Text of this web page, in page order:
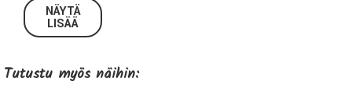
Aidosta Italialaisesta nahkasta valmistettu pehmeä
olkahihna, jossa yhdistyy korkea laatu ja perinteinen
laadukkaita ja kestävät keikalta keikalle. Hihna säädettävä
NÄYTÄ
LISÄÄ
Tutustu myös näihin: